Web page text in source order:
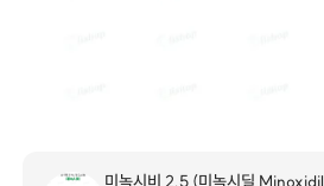
미녹시비 2.5 (미녹시딜 Minoxidil